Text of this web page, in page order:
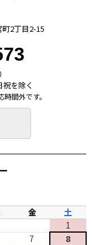
2丁⽬2-15
を除く
間外です。
金
土
1
7
8